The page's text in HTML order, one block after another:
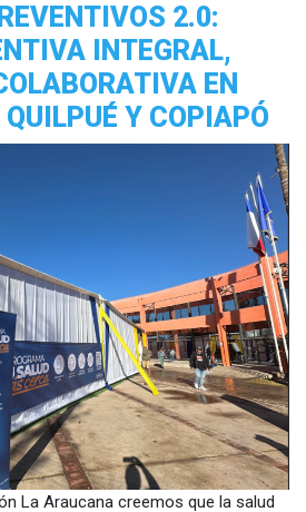
2.0:
INTEGRAL,
EN
Y COPIAPÓ
La Araucana creemos que la salud